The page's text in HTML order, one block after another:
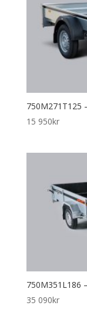
750M271T125
15 950kr
750M351L186
35 090kr